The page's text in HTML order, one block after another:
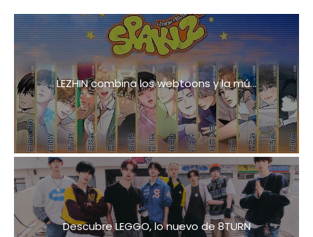
LEZHIN combina los webtoons y la mú...
Descubre LEGGO, lo nuevo de 8TURN